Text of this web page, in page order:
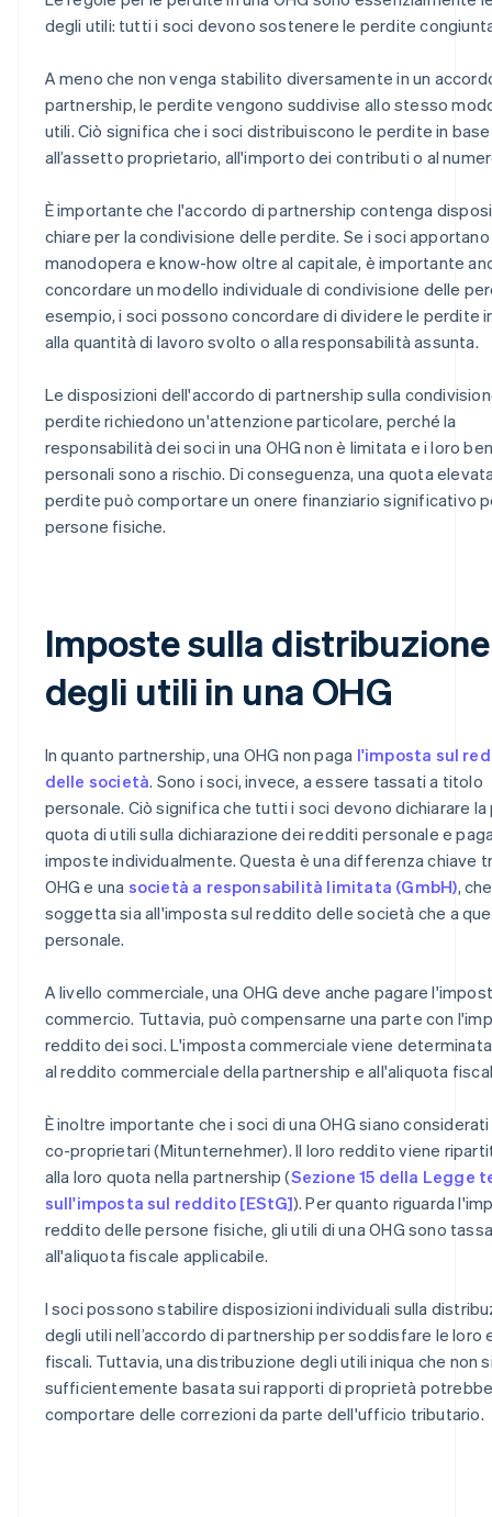
degli utili: tutti i soci devono sostenere le perdite
A meno che non venga stabilito diversamente in un
partnership, le perdite vengono suddivise allo stesso
utili. Ciò significa che i soci distribuiscono le perdite in base
all’assetto proprietario, all'importo dei contributi o al
È importante che l'accordo di partnership contenga
chiare per la condivisione delle perdite. Se i soci apportano
manodopera e know-how oltre al capitale, è importante
concordare un modello individuale di condivisione delle
esempio, i soci possono concordare di dividere le perdite
alla quantità di lavoro svolto o alla responsabilità assunta.
Le disposizioni dell'accordo di partnership sulla
perdite richiedono un'attenzione particolare, perché la
responsabilità dei soci in una OHG non è limitata e i loro
personali sono a rischio. Di conseguenza, una quota
perdite può comportare un onere finanziario significativo
persone fisiche.
Imposte sulla distribuzione
degli utili in una OHG
In quanto partnership, una OHG non paga l'imposta sul
delle società. Sono i soci, invece, a essere tassati a titolo
personale. Ciò significa che tutti i soci devono dichiarare la
quota di utili sulla dichiarazione dei redditi personale e
imposte individualmente. Questa è una differenza chiave
OHG e una società a responsabilità limitata (GmbH),
soggetta sia all'imposta sul reddito delle società che a
personale.
A livello commerciale, una OHG deve anche pagare
commercio. Tuttavia, può compensarne una parte con
reddito dei soci. L'imposta commerciale viene
al reddito commerciale della partnership e all'aliquota
È inoltre importante che i soci di una OHG siano
co-proprietari (Mitunternehmer). Il loro reddito viene
alla loro quota nella partnership (Sezione 15 della Legge
sull'imposta sul reddito [EStG]). Per quanto riguarda
reddito delle persone fisiche, gli utili di una OHG sono
all'aliquota fiscale applicabile.
I soci possono stabilire disposizioni individuali sulla
degli utili nell’accordo di partnership per soddisfare le loro
fiscali. Tuttavia, una distribuzione degli utili iniqua che non
sufficientemente basata sui rapporti di proprietà
comportare delle correzioni da parte dell'ufficio tributario.